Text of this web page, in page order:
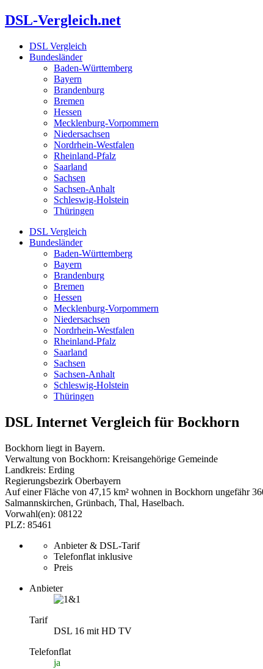
Zum
Inhalt
DSL-Vergleich.net
DSL Vergleich
Bundesländer
Baden-Württemberg
Bayern
Brandenburg
Bremen
Hessen
Mecklenburg-Vorpommern
Niedersachsen
Nordrhein-Westfalen
Rheinland-Pfalz
Saarland
Sachsen
Sachsen-Anhalt
Schleswig-Holstein
Thüringen
DSL Vergleich
Bundesländer
Baden-Württemberg
Bayern
Brandenburg
Bremen
Hessen
Mecklenburg-Vorpommern
Niedersachsen
Nordrhein-Westfalen
Rheinland-Pfalz
Saarland
Sachsen
Sachsen-Anhalt
Schleswig-Holstein
Thüringen
DSL Internet Vergleich für Bockhorn
Bockhorn liegt in Bayern.
Verwaltung von Bockhorn: Kreisangehörige Gemeinde
Landkreis: Erding
Regierungsbezirk Oberbayern
Auf einer Fläche von 47,15 km² wohnen in Bockhorn ungefähr
Salmannskirchen, Grünbach, Thal, Haselbach.
Vorwahl(en): 08122
PLZ: 85461
Anbieter & DSL-Tarif
Telefonflat inklusive
Preis
Anbieter
Tarif
DSL 16 mit HD TV
Telefonflat
ja